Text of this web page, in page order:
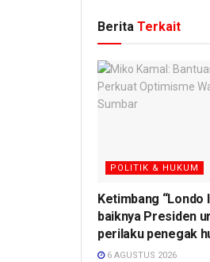
Berita Terkait
POLITIK & HUKUM
Ketimbang “Londo
baiknya Presiden
perilaku penegak
6 AGUSTUS 2026